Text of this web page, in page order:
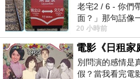
老宅2 / 6 - 你們
面？」那句話像
死盯著照片裡的
20 小時前
別問演的感情是
假？當我看完電